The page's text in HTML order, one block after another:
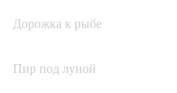
Дорожка к рыбе
Пир под луной